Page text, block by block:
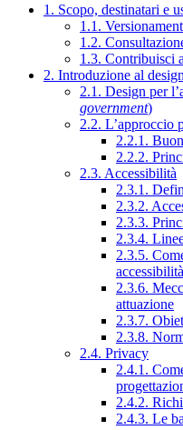
1. Scopo, destinatari e
1.1.
1.2.
1.3. Contribuisci
2. Introduzione al
2.1. Design per
government)
2.2. L’approccio
2.2.1.
2.2.2.
2.3. Accessibilità
2.3.1.
2.3.2.
2.3.3.
2.3.4.
2.3.5.
accessibilità
2.3.6.
attuazione
2.3.7.
2.3.8.
2.4. Privacy
2.4.1.
2.4.2.
2.4.3. Le